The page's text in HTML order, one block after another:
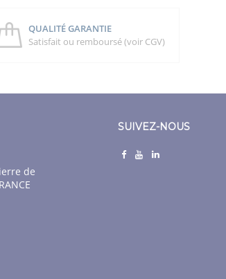
QUALITÉ GARANTIE
Satisfait ou remboursé (voir CGV)
de
SUIVEZ-NOUS